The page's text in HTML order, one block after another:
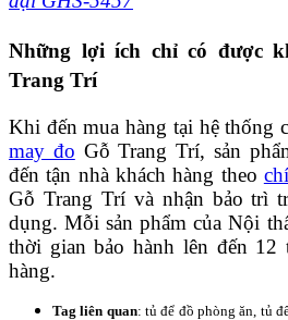
Những lợi ích chỉ có được
Trang Trí
Khi đến mua hàng tại hệ thống
may đo Gỗ Trang Trí, sản
đến tận nhà khách hàng theo
Gỗ Trang Trí và nhận bảo trì
dụng. Mỗi sản phẩm của Nội
thời gian bảo hành lên đến 12
hàng.
Tag liên quan: tủ để đồ phòng ăn, tủ